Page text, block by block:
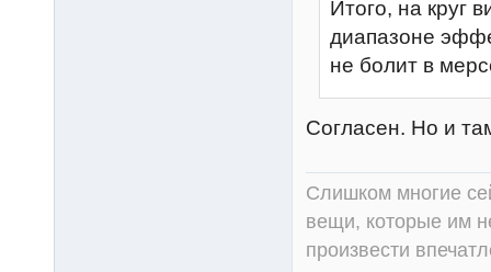
Итого, на круг
диапазоне
не болит в
Согласен. Но и
Слишком многие
вещи, которые им
произвести